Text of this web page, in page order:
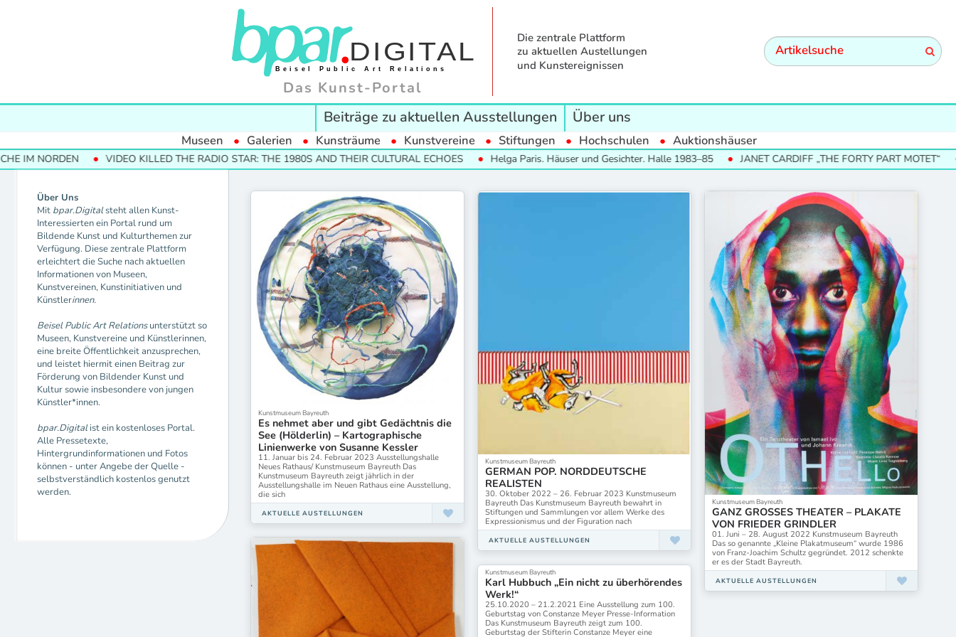
Das Kunst-Portal
Die zentrale Plattform
zu aktuellen Austellungen
und Kunstereignissen
Beiträge zu aktuellen Ausstellungen Über uns
Museen Galerien Kunsträume Kunstvereine Stiftungen Hochschulen Auktionshäuser
NORDEN VIDEO KILLED THE RADIO STAR: THE 1980S AND THEIR CULTURAL ECHOES Helga Paris. Häuser und Gesichter. Halle 1983–85 JANET CARDIFF „THE FORTY PART MOTET“
Über Uns
Mit bpar.Digitalsteht allen Kunst-
Interessierten ein Portal rund um
Bildende Kunst und Kulturthemen zur
Verfügung. Diese zentrale Plattform
erleichtert die Suche nach aktuellen
Informationen von Museen,
Kunstvereinen, Kunstinitiativen und
Künstlerinnen.
Beisel Public Art Relationsunterstützt so
Museen, Kunstvereine und Künstlerinnen,
eine breite Öffentlichkeit anzusprechen,
und leistet hiermit einen Beitrag zur
Förderung von Bildender Kunst und
Kultur sowie insbesondere von jungen
Künstler*innen.
bpar.Digitalist ein kostenloses Portal.
Alle Pressetexte,
Hintergrundinformationen und Fotos
können - unter Angebe der Quelle -
selbstverständlich kostenlos genutzt
werden.
Kunstmuseum Bayreuth
Es nehmet aber und gibt Gedächtnis die
See (Hölderlin) – Kartographische
Linienwerke von Susanne Kessler
11. Januar bis 24. Februar 2023 Ausstellungshalle
Neues Rathaus/ Kunstmuseum Bayreuth Das
Kunstmuseum Bayreuth zeigt jährlich in der
Ausstellungshalle im Neuen Rathaus eine Ausstellung,
die sich
AKTUELLE AUSTELLUNGEN
Kunstmuseum Bayreuth
GERMAN POP. NORDDEUTSCHE
REALISTEN
30. Oktober 2022 – 26. Februar 2023 Kunstmuseum
Bayreuth Das Kunstmuseum Bayreuth bewahrt in
Stiftungen und Sammlungen vor allem Werke des
Expressionismus und der Figuration nach
AKTUELLE AUSTELLUNGEN
Kunstmuseum Bayreuth
GANZ GROSSES THEATER – PLAKATE
VON FRIEDER GRINDLER
01. Juni – 28. August 2022 Kunstmuseum Bayreuth
Das so genannte „Kleine Plakatmuseum“ wurde 1986
von Franz-Joachim Schultz gegründet. 2012 schenkte
er es der Stadt Bayreuth.
AKTUELLE AUSTELLUNGEN
Kunstmuseum Bayreuth
Karl Hubbuch „Ein nicht zu überhörendes
Werk!“
25.10.2020 – 21.2.2021 Eine Ausstellung zum 100.
Geburtstag von Constanze Meyer Presse-Information
Das Kunstmuseum Bayreuth zeigt zum 100.
Geburtstag der Stifterin Constanze Meyer eine